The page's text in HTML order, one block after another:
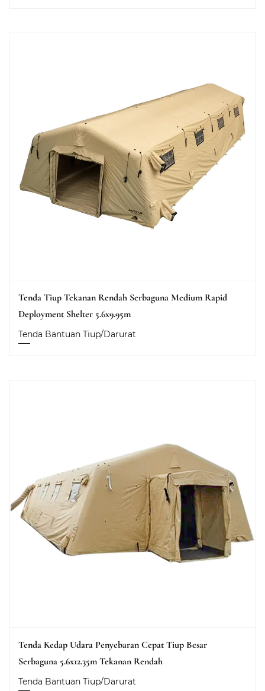
Tenda Tiup Tekanan Rendah Serbaguna Medium Rapid
Deployment Shelter 5.6x9.95m
Tenda Bantuan Tiup/Darurat
Tenda Kedap Udara Penyebaran Cepat Tiup Besar
Serbaguna 5.6x12.35m Tekanan Rendah
Tenda Bantuan Tiup/Darurat